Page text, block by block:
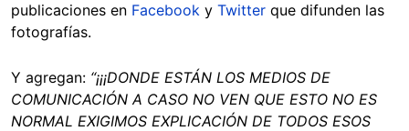
publicaciones en Facebook y Twitter que difunden las
fotografías.
Y agregan: “¡¡¡DONDE ESTÁN LOS MEDIOS DE
COMUNICACIÓN A CASO NO VEN QUE ESTO NO ES
NORMAL EXIGIMOS EXPLICACIÓN DE TODOS ESOS